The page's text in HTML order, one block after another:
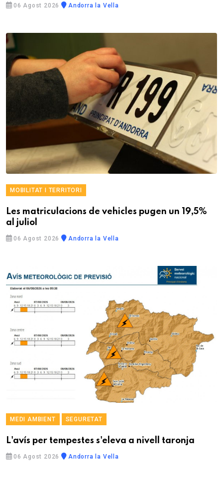
06 Agost 2026 Andorra la Vella
MOBILITAT I TERRITORI
Les matriculacions de vehicles pugen un 19,5%
al juliol
06 Agost 2026 Andorra la Vella
MEDI AMBIENT SEGURETAT
L'avís per tempestes s'eleva a nivell taronja
06 Agost 2026 Andorra la Vella